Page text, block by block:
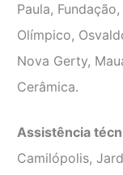
Paula,
Olímpico,
Nova Gerty,
Cerâmica.
Assistência
Camilópolis,